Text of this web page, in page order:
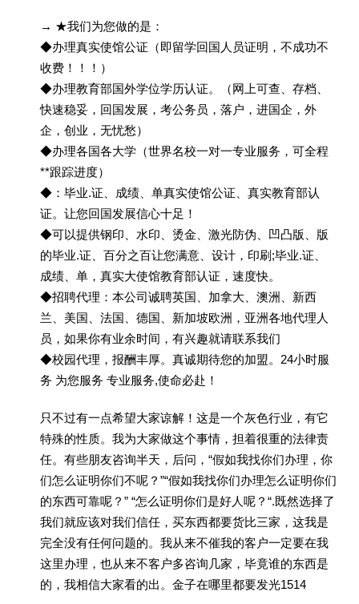
→ ★我们为您做的是：
◆办理真实使馆公证（即留学回国人员证明，不成功不
收费！！！）
◆办理教育部国外学位学历认证。（网上可查、存档、
快速稳妥，回国发展，考公务员，落户，进国企，外
企，创业，无忧愁）
◆办理各国各大学（世界名校一对一专业服务，可全程
**跟踪进度）
◆：毕业.证、成绩、单真实使馆公证、真实教育部认
证。让您回国发展信心十足！
◆可以提供钢印、水印、烫金、激光防伪、凹凸版、版
的毕业.证、百分之百让您满意、设计，印刷;毕业.证、
成绩、单，真实大使馆教育部认证，速度快。
◆招聘代理：本公司诚聘英国、加拿大、澳洲、新西
兰、美国、法国、德国、新加坡欧洲，亚洲各地代理人
员，如果你有业余时间，有兴趣就请联系我们
◆校园代理，报酬丰厚。真诚期待您的加盟。24小时服
务 为您服务 专业服务,使命必赴！
只不过有一点希望大家谅解！这是一个灰色行业，有它
特殊的性质。我为大家做这个事情，担着很重的法律责
任。有些朋友咨询半天，后问，“假如我找你们办理，你
们怎么证明你们不呢？”“假如我找你们办理怎么证明你们
的东西可靠呢？” “怎么证明你们是好人呢？“.既然选择了
我们就应该对我们信任，买东西都要货比三家，这我是
完全没有任何问题的。我从来不催我的客户一定要在我
这里办理，也从来不客户多咨询几家，毕竟谁的东西是
的，我相信大家看的出。金子在哪里都要发光1514